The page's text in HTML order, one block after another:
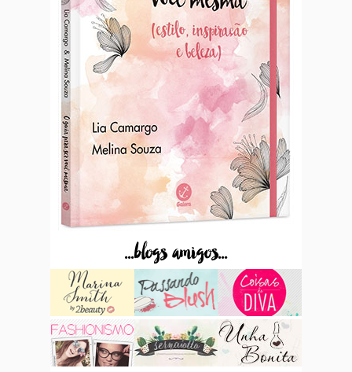
...blogs amigos...